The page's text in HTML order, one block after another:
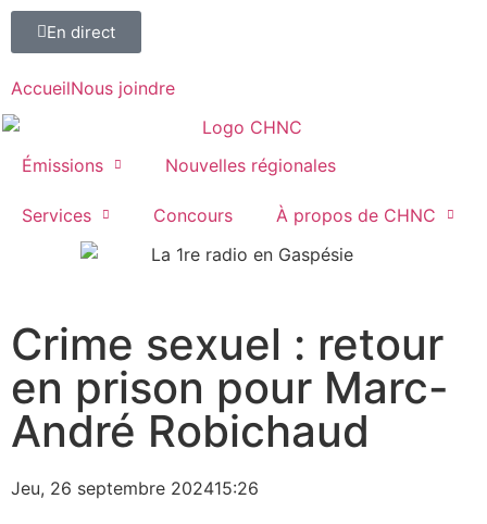
En direct
AccueilNous joindre
Émissions Nouvelles régionales
Services Concours À propos de CHNC
Crime sexuel : retour
en prison pour Marc-
André Robichaud
Jeu, 26 septembre 202415:26